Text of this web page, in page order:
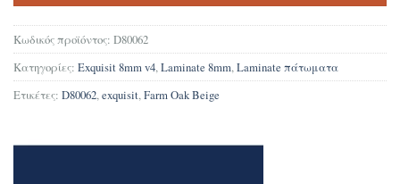
Κωδικός προϊόντος: D80062
Κατηγορίες: Exquisit 8mm v4,Laminate 8mm,Laminate πάτωματα
Ετικέτες: D80062,exquisit,Farm Oak Beige